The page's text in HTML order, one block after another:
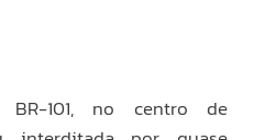
101, no centro de